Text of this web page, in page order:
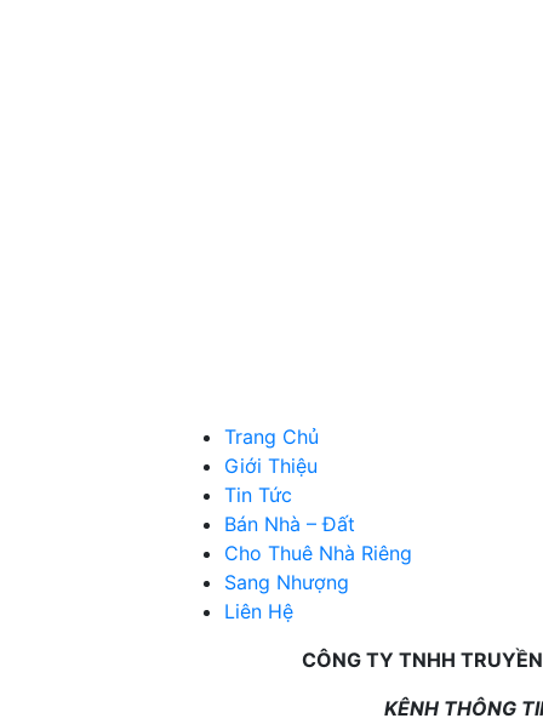
Trang Chủ
Giới Thiệu
Tin Tức
Bán Nhà – Đất
Cho Thuê Nhà Riêng
Sang Nhượng
Liên Hệ
CÔNG TY TNHH
KÊNH THÔNG